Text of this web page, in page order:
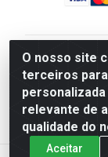
O nosso site
terceiros
relevante de
qualidade do
Aceitar
Atacadao
Distribuicao
Industrial